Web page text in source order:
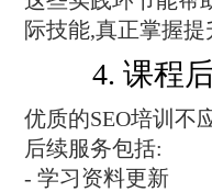
际技能,真正掌握提
4. 课程
优质的SEO培训不
后续服务包括:
- 学习资料更新